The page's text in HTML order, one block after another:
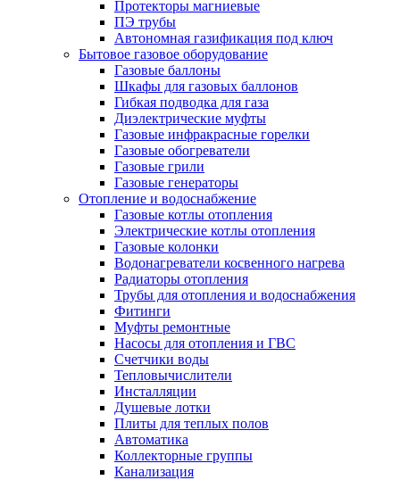
Протекторы магниевые
ПЭ трубы
Автономная газификация под ключ
Бытовое газовое оборудование
Газовые баллоны
Шкафы для газовых баллонов
Гибкая подводка для газа
Диэлектрические муфты
Газовые инфракрасные горелки
Газовые обогреватели
Газовые грили
Газовые генераторы
Отопление и водоснабжение
Газовые котлы отопления
Электрические котлы отопления
Газовые колонки
Водонагреватели косвенного нагрева
Радиаторы отопления
Трубы для отопления и водоснабжения
Фитинги
Муфты ремонтные
Насосы для отопления и ГВС
Счетчики воды
Тепловычислители
Инсталляции
Душевые лотки
Плиты для теплых полов
Автоматика
Коллекторные группы
Канализация